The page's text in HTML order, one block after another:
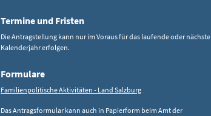
Termine und Fristen
Die Antragstellung kann nur im Voraus für das laufende oder nächste
Kalenderjahr erfolgen.
Formulare
Familienpolitische Aktivitäten - Land Salzburg
Das Antragsformular kann auch in Papierform beim Amt der